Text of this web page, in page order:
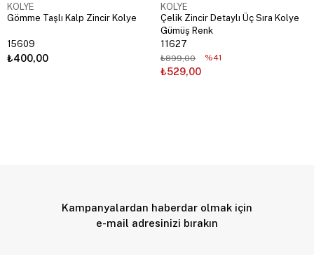
KOLYE
Gömme Taşlı Kalp Zincir Kolye
15609
₺400,00
KOLYE
Çelik Zincir Detaylı Üç Sıra Kolye
Gümüş Renk
11627
₺529,00
₺899,00 %41
Kampanyalardan haberdar olmak için
e-mail adresinizi bırakın